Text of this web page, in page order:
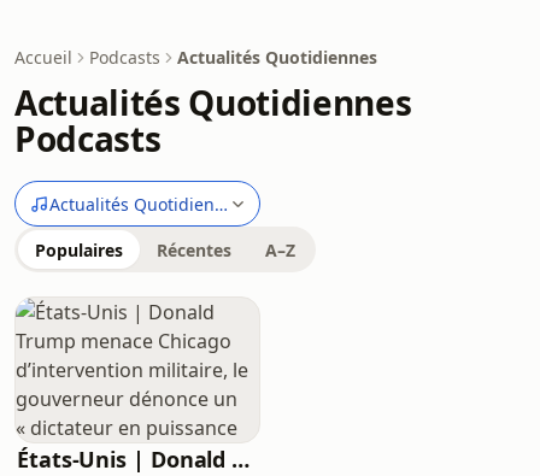
Accueil Podcasts Actualités Quotidiennes
Actualités Quotidiennes
Podcasts
Actualités Quotidiennes
Populaires Récentes A–Z
États-Unis | Donald Trump menace Chicago d’intervention militaire, le gouverneur dénonce un « dictateur en puissance